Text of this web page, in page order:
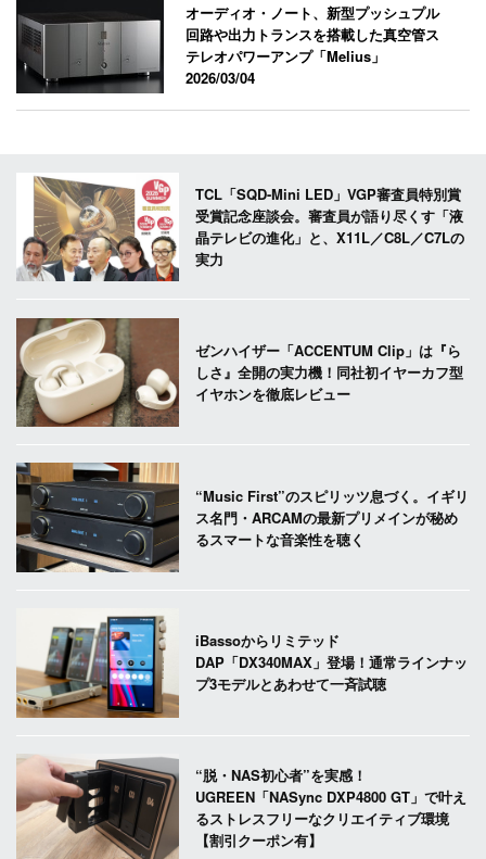
オーディオ・ノート、新型プッシュプル
回路や出力トランスを搭載した真空管ス
テレオパワーアンプ「Melius」
2026/03/04
TCL「SQD-Mini LED」VGP審査員特別賞
受賞記念座談会。審査員が語り尽くす「液
晶テレビの進化」と、X11L／C8L／C7Lの
実力
ゼンハイザー「ACCENTUM Clip」は『ら
しさ』全開の実力機！同社初イヤーカフ型
イヤホンを徹底レビュー
“Music First”のスピリッツ息づく。イギリ
ス名門・ARCAMの最新プリメインが秘め
るスマートな音楽性を聴く
iBassoからリミテッド
DAP「DX340MAX」登場！通常ラインナッ
プ3モデルとあわせて一斉試聴
“脱・NAS初心者”を実感！
UGREEN「NASync DXP4800 GT」で叶え
るストレスフリーなクリエイティブ環境
【割引クーポン有】